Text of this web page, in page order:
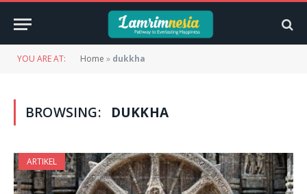
YOU ARE AT: Home » dukkha
BROWSING: DUKKHA
ARTIKEL